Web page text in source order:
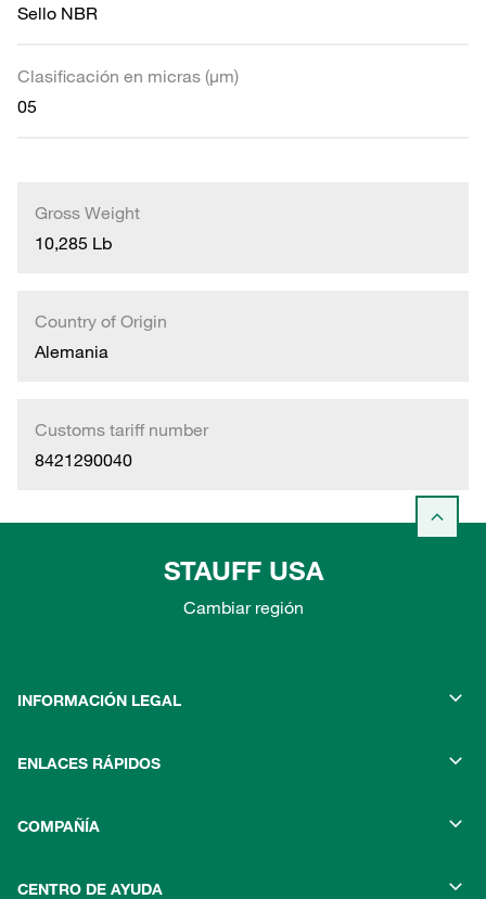
Sello NBR
Clasificación en micras (µm)
05
Gross Weight
10,285 Lb
Country of Origin
Alemania
Customs tariff number
8421290040
STAUFF USA
Cambiar región
INFORMACIÓN LEGAL
ENLACES RÁPIDOS
COMPAÑÍA
CENTRO DE AYUDA